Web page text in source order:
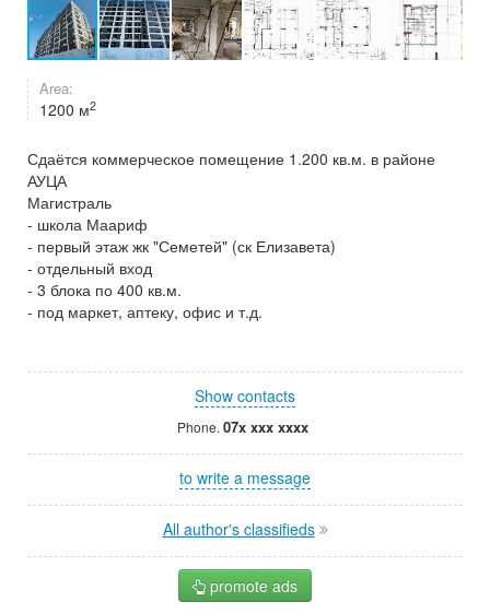
Area:
1200 м2
Сдаётся коммерческое помещение 1.200 кв.м. в районе
АУЦА
Магистраль
- школа Маариф
- первый этаж жк "Семетей" (ск Елизавета)
- отдельный вход
- 3 блока по 400 кв.м.
- под маркет, аптеку, офис и т.д.
Show contacts
Phone. 07x xxx xxxx
to write a message
All author's classifieds
promote ads